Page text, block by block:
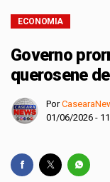
ECONOMIA
Governo
querosene
Por
01/06/2026 -